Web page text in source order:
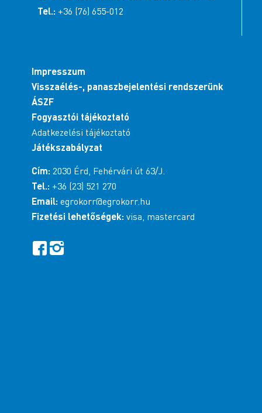
Tel.: +36 (76) 655-012
Impresszum
Visszaélés-, panaszbejelentési rendszerünk
ÁSZF
Fogyasztói tájékoztató
Adatkezelési tájékoztató
Játékszabályzat
Cím: 2030 Érd, Fehérvári út 63/J.
Tel.: +36 (23) 521 270
Email: egrokorr@egrokorr.hu
Fizetési lehetőségek: visa, mastercard